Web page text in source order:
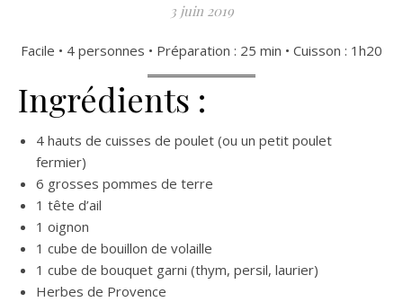
3 juin 2019
Facile • 4 personnes • Préparation : 25 min • Cuisson : 1h20
Ingrédients :
4 hauts de cuisses de poulet (ou un petit poulet
fermier)
6 grosses pommes de terre
1 tête d’ail
1 oignon
1 cube de bouillon de volaille
1 cube de bouquet garni (thym, persil, laurier)
Herbes de Provence